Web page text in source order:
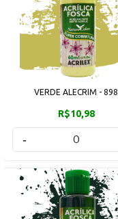
VERDE ALECRIM - 898
R$10,98
-